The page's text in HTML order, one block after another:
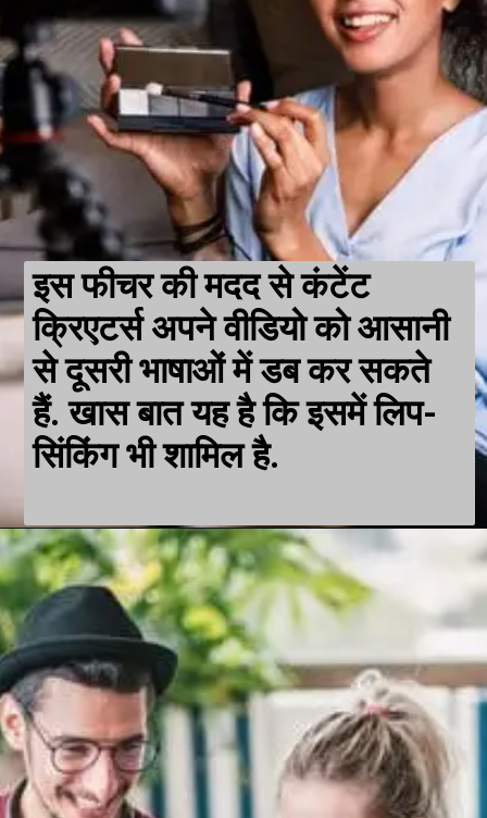
इस फीचर की मदद से कंटेंट
क्रिएटर्स अपने वीडियो को आसानी
से दूसरी भाषाओं में डब कर सकते
हैं. खास बात यह है कि इसमें लिप-
सिंकिंग भी शामिल है.